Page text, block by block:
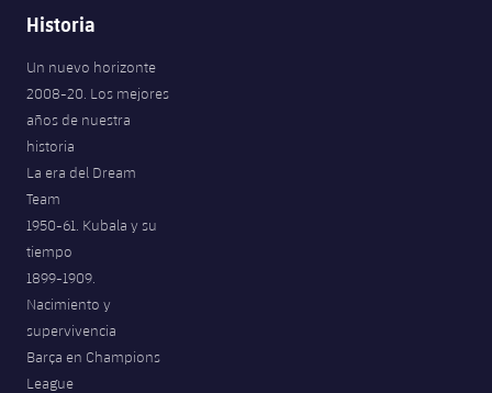
Historia
Un nuevo horizonte
2008-20. Los mejores
años de nuestra
historia
La era del Dream
Team
1950-61. Kubala y su
tiempo
1899-1909.
Nacimiento y
supervivencia
Barça en Champions
League